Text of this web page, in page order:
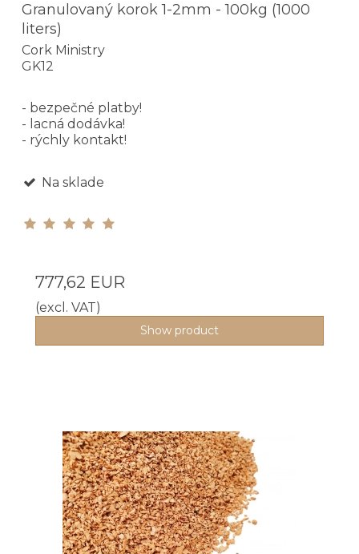
Granulovaný korok 1-2mm - 100kg (1000
liters)
Cork Ministry
GK12
- bezpečné platby!
- lacná dodávka!
- rýchly kontakt!
Na sklade
777,62 EUR
(excl. VAT)
Show product